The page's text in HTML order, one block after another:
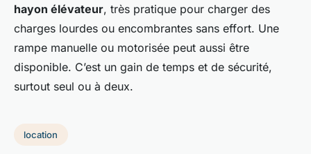
hayon élévateur, très pratique pour charger des
charges lourdes ou encombrantes sans effort. Une
rampe manuelle ou motorisée peut aussi être
disponible. C’est un gain de temps et de sécurité,
surtout seul ou à deux.
location